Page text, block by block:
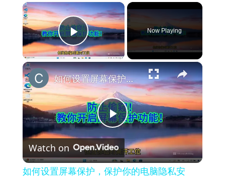
×
Play Video
Now Playing
×
P
l
如何设置屏幕保护，保护你的电脑隐私安全？
Watch on
如何设置屏幕保护，保护你的电脑隐私安